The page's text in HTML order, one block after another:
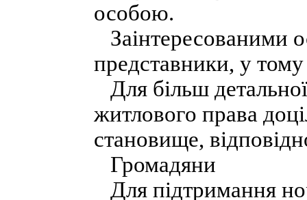
особою.
Заінтересованими
представники, у тому
Для більш
житлового права
становище,
Громадяни
Для підтримання